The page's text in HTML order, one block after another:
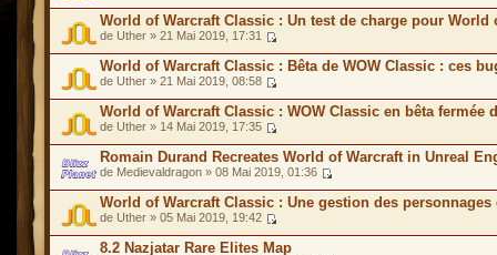
World of Warcraft Classic : Un test de charge pour World
de Uther » 21 Mai 2019, 17:31
World of Warcraft Classic : Bêta de WOW Classic : ces
de Uther » 21 Mai 2019, 08:58
World of Warcraft Classic : WOW Classic en bêta
de Uther » 14 Mai 2019, 17:35
Romain Durand Recreates World of Warcraft in Unreal
de Medievaldragon » 08 Mai 2019, 01:36
World of Warcraft Classic : Une gestion des
de Uther » 05 Mai 2019, 19:42
8.2 Nazjatar Rare Elites Map